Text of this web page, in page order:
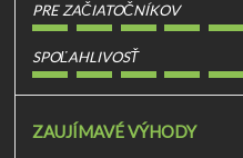
PRE ZAČIATOČNÍKOV
SPOĽAHLIVOSŤ
ZAUJÍMAVÉ VÝHODY